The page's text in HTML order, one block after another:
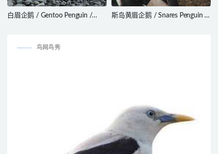
白眉企鹅 / Gentoo Penguin /
斯岛黄眉企鹅 / Snares Penguin /
鸟网鸟秀